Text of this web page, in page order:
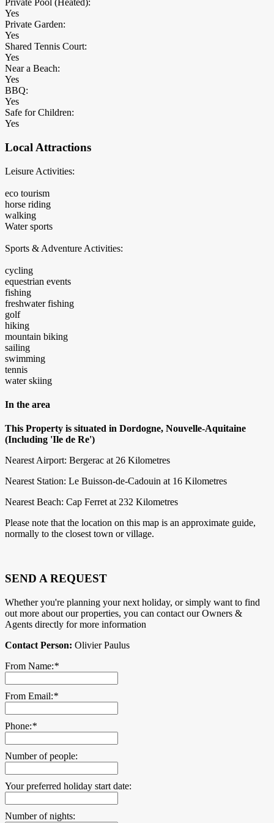
Private Pool (Heated):
Yes
Private Garden:
Yes
Shared Tennis Court:
Yes
Near a Beach:
Yes
BBQ:
Yes
Safe for Children:
Yes
Local Attractions
Leisure Activities:
eco tourism
horse riding
walking
Water sports
Sports & Adventure Activities:
cycling
equestrian events
fishing
freshwater fishing
golf
hiking
mountain biking
sailing
swimming
tennis
water skiing
In the area
This Property is situated in Dordogne, Nouvelle-Aquitaine
(Including 'Ile de Re')
Nearest Airport: Bergerac at 26 Kilometres
Nearest Station: Le Buisson-de-Cadouin at 16 Kilometres
Nearest Beach: Cap Ferret at 232 Kilometres
Please note that the location on this map is an approximate guide,
normally to the closest town or village.
SEND A REQUEST
Whether you're planning your next holiday, or simply want to find
out more about our properties, you can contact our Owners &
Agents directly for more information
Contact Person: Olivier Paulus
From Name:*
From Email:*
Phone:*
Number of people:
Your preferred holiday start date:
Number of nights: